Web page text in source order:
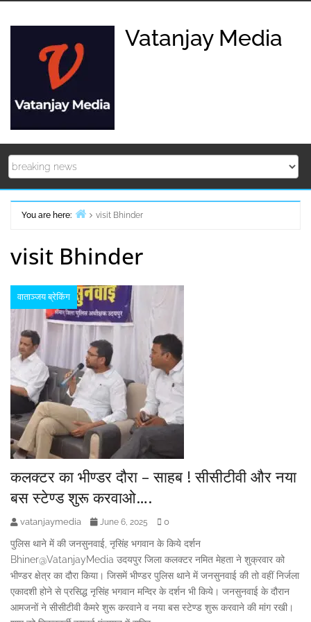
Vatanjay Media
You are here:
visit Bhinder
visit Bhinder
वाताञ्जय ब्रेकिंग
कलक्टर का भीण्डर दौरा – साहब ! सीसीटीवी और नया
बस स्टेण्ड शुरू करवाओ….
vatanjaymedia June 6, 2025 0
पुलिस थाने में की जनसुनवाई, नृसिंह भगवान के किये दर्शन
Bhiner@VatanjayMedia उदयपुर जिला कलक्टर नमित मेहता ने शुक्रवार को
भीण्डर क्षेत्र का दौरा किया। जिसमें भीण्डर पुलिस थाने में जनसुनवाई की तो वहीं निर्जला
एकादशी होने से प्रसिद्ध नृसिंह भगवान मन्दिर के दर्शन भी किये। जनसुनवाई के दौरान
आमजनों ने सीसीटीवी कैमरे शुरू करवाने व नया बस स्टेण्ड शुरू करवाने की मांग रखी।